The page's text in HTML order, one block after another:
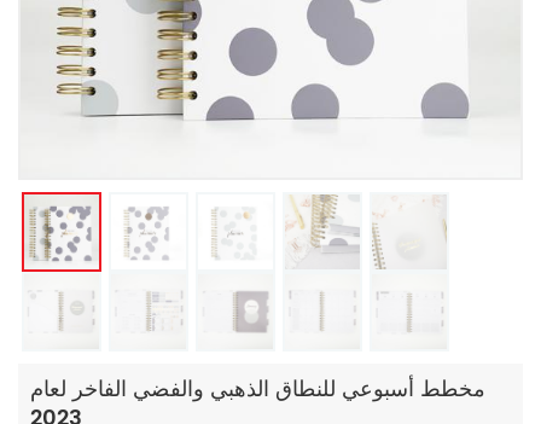
مخطط أسبوعي للنطاق الذهبي والفضي الفاخر لعام